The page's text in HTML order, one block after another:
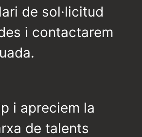
de sol·licitud
i contactarem
i apreciem la
de talents